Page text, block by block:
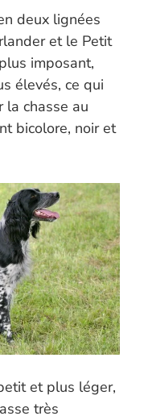
deux lignées
et le Petit
imposant,
élevés, ce qui
la chasse au
bicolore, noir et
et plus léger,
très